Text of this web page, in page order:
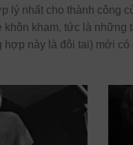
lý nhất cho thành công
kham, tức là
này là đôi tai) mới có